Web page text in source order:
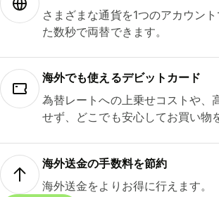
さまざまな通貨を1つのアカウン
た数秒で両替できます。
海外でも使えるデビットカード
為替レートへの上乗せコストや、
せず、どこでも安心してお買い物
海外送金の手数料を節約
海外送金をよりお得に行えます。